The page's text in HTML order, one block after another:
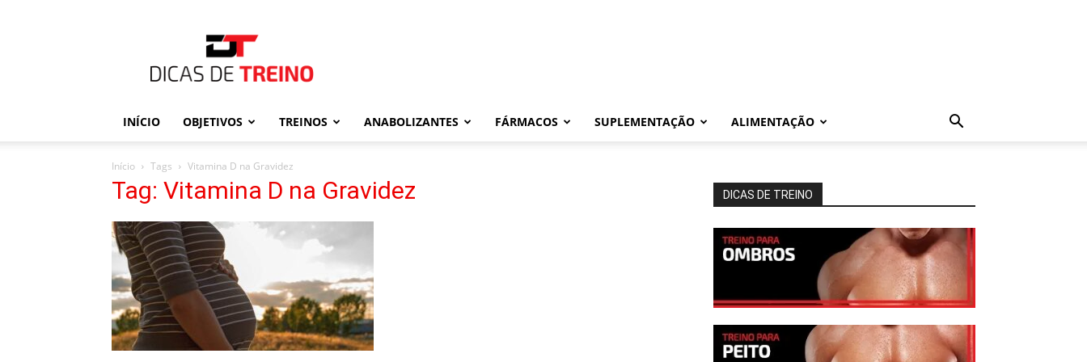
de
Treino
INÍCIO OBJETIVOS TREINOS ANABOLIZANTES FÁRMACOS SUPLEMENTAÇÃO ALIMENTAÇÃO
Início Tags Vitamina D na Gravidez
Tag: Vitamina D na Gravidez DICAS DE TREINO